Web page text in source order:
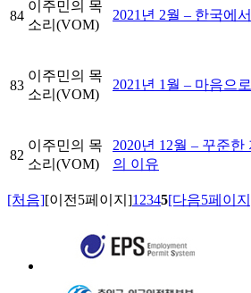
84
이주민의 목
소리(VOM)
2021년 2월 – 한국에
83
이주민의 목
소리(VOM)
2021년 1월 – 마음으
82
이주민의 목
소리(VOM)
2020년 12월 – 꾸준한
의 이유
[처음][이전5페이지]1 2345[다음5페이